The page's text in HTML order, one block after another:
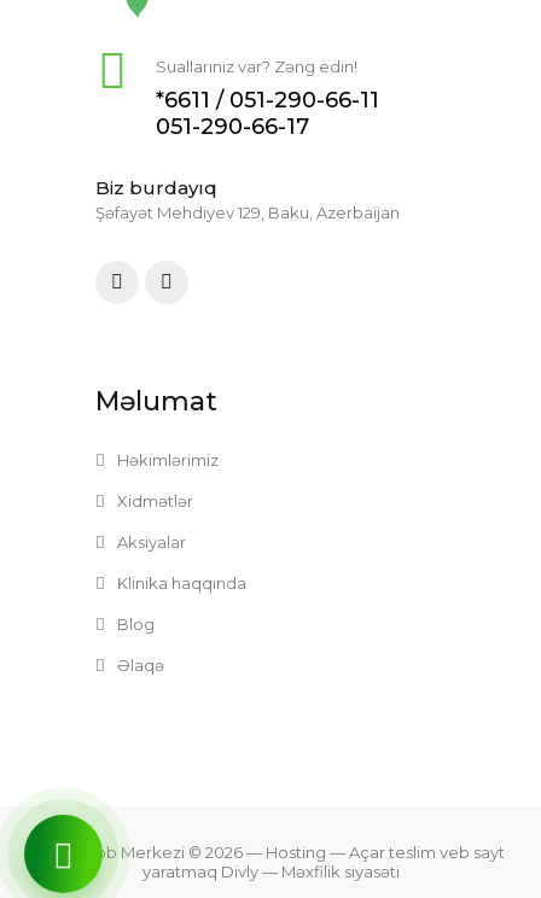
Suallarınız var? Zəng edin!
*6611 / 051-290-66-11
051-290-66-17
Biz burdayıq
Şəfayət Mehdiyev 129, Baku, Azerbaijan
Məlumat
Həkimlərimiz
Xidmətlər
Aksiyalar
Klinika haqqında
Blog
Əlaqə
Zefer Tibb Merkezi © 2026— Hosting —Açar teslim veb sayt
yaratmaq Divly— Məxfilik siyasəti